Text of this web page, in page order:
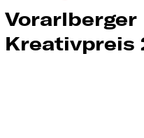
Vorarlberger
Kreativpreis